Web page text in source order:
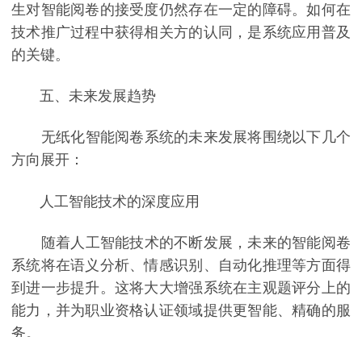
生对智能阅卷的接受度仍然存在一定的障碍。如何在
技术推广过程中获得相关方的认同，是系统应用普及
的关键。
五、未来发展趋势
无纸化智能阅卷系统的未来发展将围绕以下几个
方向展开：
人工智能技术的深度应用
随着人工智能技术的不断发展，未来的智能阅卷
系统将在语义分析、情感识别、自动化推理等方面得
到进一步提升。这将大大增强系统在主观题评分上的
能力，并为职业资格认证领域提供更智能、精确的服
务。